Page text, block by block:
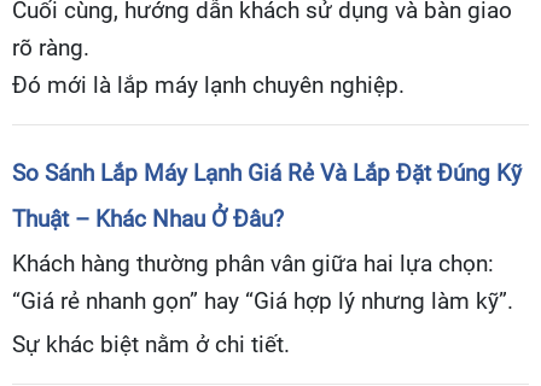
Cuối cùng, hướng dẫn khách sử dụng và bàn giao
rõ ràng.
Đó mới là lắp máy lạnh chuyên nghiệp.
So Sánh Lắp Máy Lạnh Giá Rẻ Và Lắp Đặt Đúng Kỹ
Thuật – Khác Nhau Ở Đâu?
Khách hàng thường phân vân giữa hai lựa chọn:
“Giá rẻ nhanh gọn” hay “Giá hợp lý nhưng làm kỹ”.
Sự khác biệt nằm ở chi tiết.